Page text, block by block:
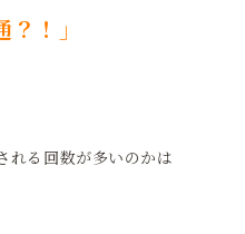
！」
れる回数が多いのかは